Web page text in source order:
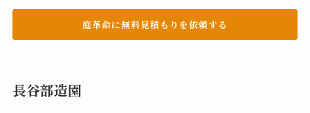
庭革命に無料見積もりを依頼する
長谷部造園